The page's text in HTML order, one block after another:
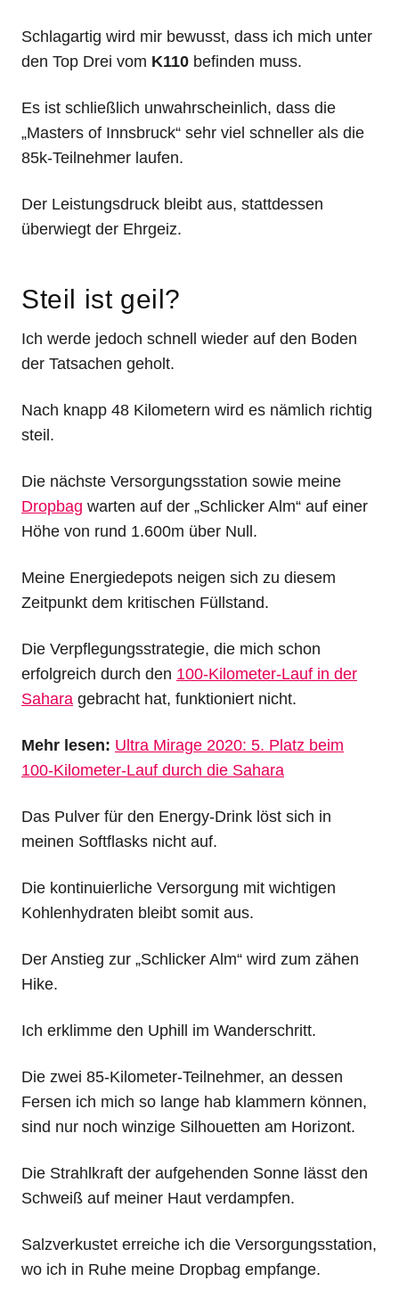
Schlagartig wird mir bewusst, dass ich mich unter
den Top Drei vom K110 befinden muss.
Es ist schließlich unwahrscheinlich, dass die
„Masters of Innsbruck“ sehr viel schneller als die
85k-Teilnehmer laufen.
Der Leistungsdruck bleibt aus, stattdessen
überwiegt der Ehrgeiz.
Steil ist geil?
Ich werde jedoch schnell wieder auf den Boden
der Tatsachen geholt.
Nach knapp 48 Kilometern wird es nämlich richtig
steil.
Die nächste Versorgungsstation sowie meine
Dropbag warten auf der „Schlicker Alm“ auf einer
Höhe von rund 1.600m über Null.
Meine Energiedepots neigen sich zu diesem
Zeitpunkt dem kritischen Füllstand.
Die Verpflegungsstrategie, die mich schon
erfolgreich durch den 100-Kilometer-Lauf in der
Sahara gebracht hat, funktioniert nicht.
Mehr lesen: Ultra Mirage 2020: 5. Platz beim
100-Kilometer-Lauf durch die Sahara
Das Pulver für den Energy-Drink löst sich in
meinen Softflasks nicht auf.
Die kontinuierliche Versorgung mit wichtigen
Kohlenhydraten bleibt somit aus.
Der Anstieg zur „Schlicker Alm“ wird zum zähen
Hike.
Ich erklimme den Uphill im Wanderschritt.
Die zwei 85-Kilometer-Teilnehmer, an dessen
Fersen ich mich so lange hab klammern können,
sind nur noch winzige Silhouetten am Horizont.
Die Strahlkraft der aufgehenden Sonne lässt den
Schweiß auf meiner Haut verdampfen.
Salzverkustet erreiche ich die Versorgungsstation,
wo ich in Ruhe meine Dropbag empfange.